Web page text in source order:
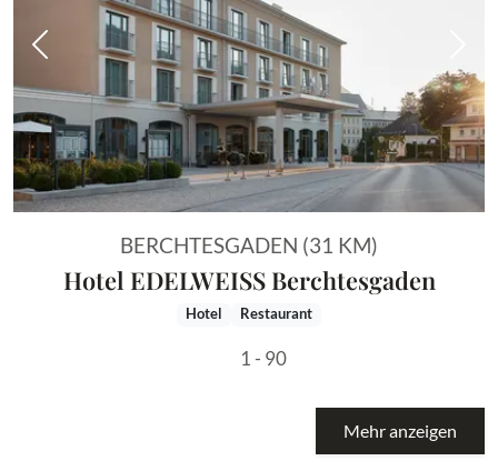
Vorheriges Bild
BERCHTESGADEN (31 KM)
Hotel EDELWEISS Berchtesgaden
Hotel Restaurant
1 - 90
Mehr anzeigen